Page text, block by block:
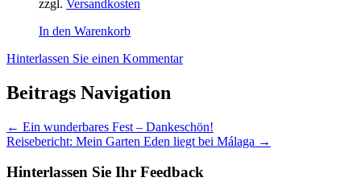
zzgl. Versandkosten
In den Warenkorb
Hinterlassen Sie einen Kommentar
Beitrags Navigation
← Ein wunderbares Fest – Dankeschön!
Reisebericht: Mein Garten Eden liegt bei Málaga →
Hinterlassen Sie Ihr Feedback